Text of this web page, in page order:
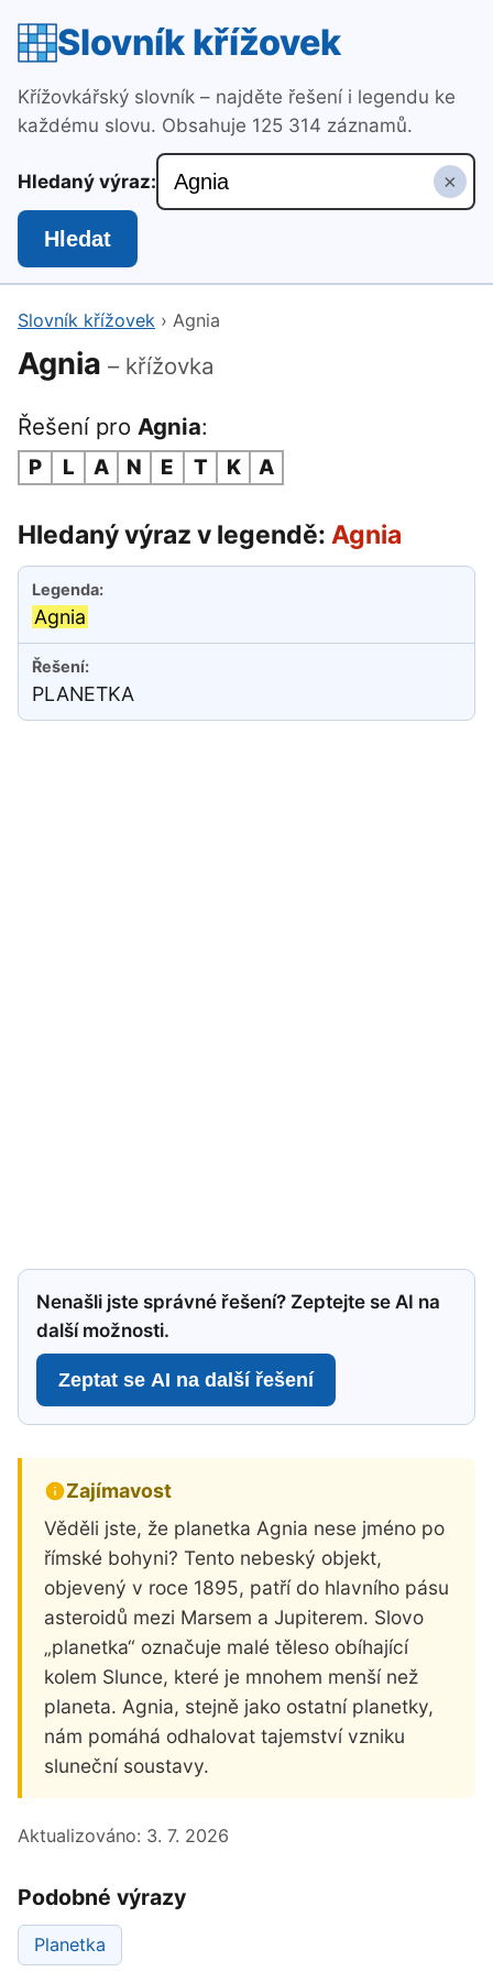
Slovník křížovek
Křížovkářský slovník – najděte řešení i legendu ke
každému slovu. Obsahuje 125 314 záznamů.
Hledaný výraz: ×
Hledat
Slovník křížovek › Agnia
Agnia – křížovka
Řešení pro Agnia:
P L A N E T K A
Hledaný výraz v legendě: Agnia
Agnia
PLANETKA
Nenašli jste správné řešení? Zeptejte se AI na
další možnosti.
Zeptat se AI na další řešení
Zajímavost
Věděli jste, že planetka Agnia nese jméno po
římské bohyni? Tento nebeský objekt,
objevený v roce 1895, patří do hlavního pásu
asteroidů mezi Marsem a Jupiterem. Slovo
„planetka“ označuje malé těleso obíhající
kolem Slunce, které je mnohem menší než
planeta. Agnia, stejně jako ostatní planetky,
nám pomáhá odhalovat tajemství vzniku
sluneční soustavy.
Aktualizováno: 3. 7. 2026
Podobné výrazy
Planetka